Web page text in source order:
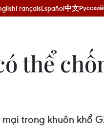
FrançaisEspañol中文Русский
thể
trong khuôn khổ